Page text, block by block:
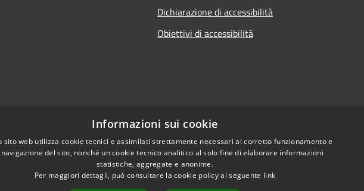
Dichiarazione di accessibilità
Obiettivi di accessibilità
Informazioni sui cookie
sito web utilizza cookie tecnici e assimilati strettamente necessari al corretto funzionamento e
del sito, nonché un cookie tecnico analitico al solo fine di elaborare informazioni
statistiche, aggregate e anonime.
Per maggiori dettagli, può consultare la cookie policy al seguente link